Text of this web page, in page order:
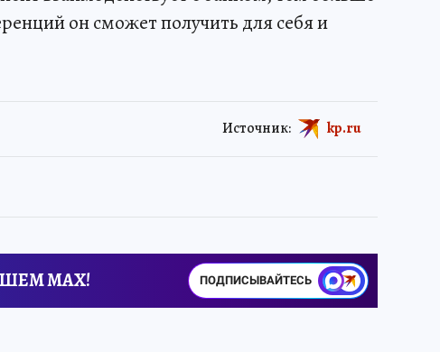
он сможет получить для себя и
Источник: kp.ru
MAX! ПОДПИСЫВАЙТЕСЬ